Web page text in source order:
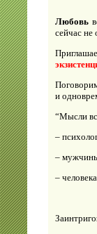
Любовь
сейчас не
и
“Мысли
–
–
–